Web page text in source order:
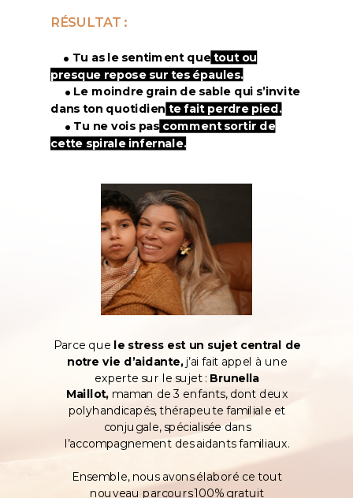
RÉSULTAT :
. Tu as le sentiment que tout ou
presque repose sur tes épaules.
. Le moindre grain de sable qui s’invite
dans ton quotidien te fait perdre pied.
. Tu ne vois pas comment sortir de
cette spirale infernale.
Parce que
le stress est un sujet central de
notre vie d’aidante,j’ai fait appel à une
experte sur le sujet : Brunella
Maillot, maman de 3 enfants, dont deux
polyhandicapés, thérapeute familiale et
conjugale, spécialisée dans
l’accompagnement des aidants familiaux.
Ensemble, nous avons élaboré ce tout
nouveau parcours 100% gratuit